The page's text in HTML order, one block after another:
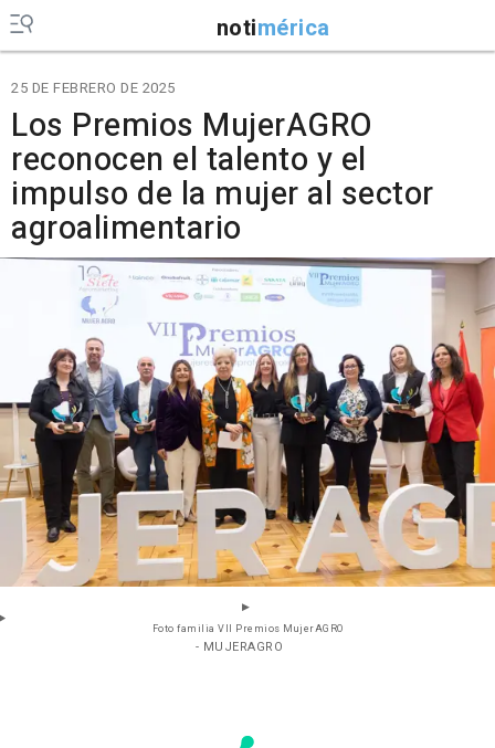
notimérica
25 DE FEBRERO DE 2025
Los Premios MujerAGRO
reconocen el talento y el
impulso de la mujer al sector
agroalimentario
Foto familia VII Premios MujerAGRO
- MUJERAGRO